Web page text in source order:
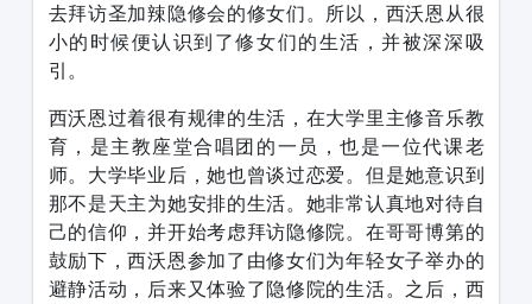
去拜访圣加辣隐修会的修女们。所以，西沃恩从很
小的时候便认识到了修女们的生活，并被深深吸
引。
西沃恩过着很有规律的生活，在大学里主修音乐教
育，是主教座堂合唱团的一员，也是一位代课老
师。大学毕业后，她也曾谈过恋爱。但是她意识到
那不是天主为她安排的生活。她非常认真地对待自
己的信仰，并开始考虑拜访隐修院。在哥哥博第的
鼓励下，西沃恩参加了由修女们为年轻女子举办的
避静活动，后来又体验了隐修院的生活。之后，西